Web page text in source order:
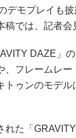
デモプレイも
では、記者会
DAZE」
、フレームレ
トゥンのモデ
た「